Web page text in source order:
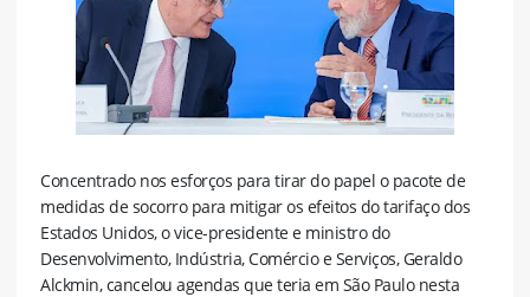
Concentrado nos esforços para tirar do papel o pacote de
medidas de socorro para mitigar os efeitos do tarifaço dos
Estados Unidos, o vice-presidente e ministro do
Desenvolvimento, Indústria, Comércio e Serviços, Geraldo
Alckmin, cancelou agendas que teria em São Paulo nesta